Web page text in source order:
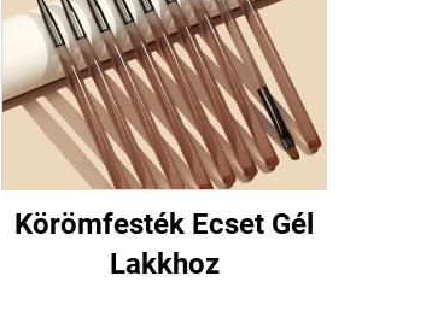
Körömfesték Ecset Gél
Lakkhoz